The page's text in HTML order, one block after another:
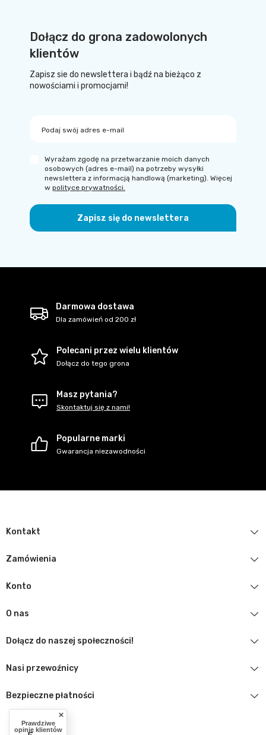
Dołącz do grona zadowolonych
klientów
Zapisz sie do newslettera i bądź na bieżąco z
nowościami i promocjami!
Podaj swój adres e-mail
Zapisz się do newslettera
Wyrażam zgodę na przetwarzanie moich danych
osobowych (adres e-mail) na potrzeby wysyłki
newslettera z informacją handlową (marketing). Więcej
w polityce prywatności.
Darmowa dostawa
Dla zamówień od 200 zł
Polecani przez wielu klientów
Dołącz do tego grona
Masz pytania?
Skontaktuj się z nami!
Popularne marki
Gwarancja niezawodności
Kontakt
Zamówienia
Konto
O nas
Dołącz do naszej społeczności!
Nasi przewoźnicy
Bezpieczne płatności
Prawdziwe
opinie klientów